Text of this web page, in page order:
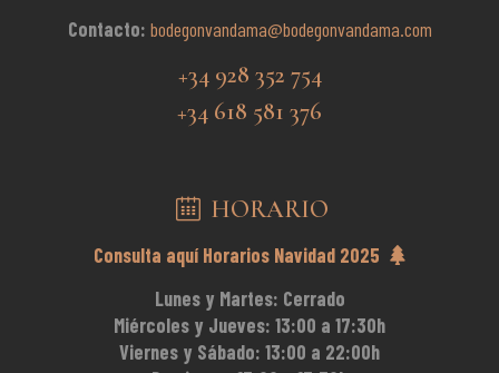
Contacto: bodegonvandama@bodegonvandama.com
+34 928 352 754
+34 618 581 376
HORARIO
Consulta aquí Horarios Navidad 2025
Lunes y Martes: Cerrado
Miércoles y Jueves: 13:00 a 17:30h
Viernes y Sábado: 13:00 a 22:00h